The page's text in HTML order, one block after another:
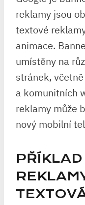
reklamy jsou
textové
animace.
umístěny na
stránek,
a komunitních
reklamy může
nový mobilní